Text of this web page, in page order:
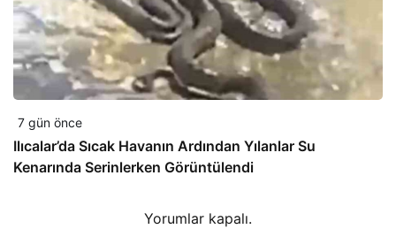
7 gün önce
Ilıcalar’da Sıcak Havanın Ardından Yılanlar Su
Kenarında Serinlerken Görüntülendi
Yorumlar kapalı.